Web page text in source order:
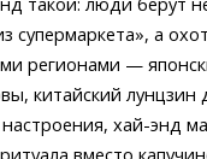
супермаркета», а
регионами —
китайский лунцзин
хай-энд
вместо